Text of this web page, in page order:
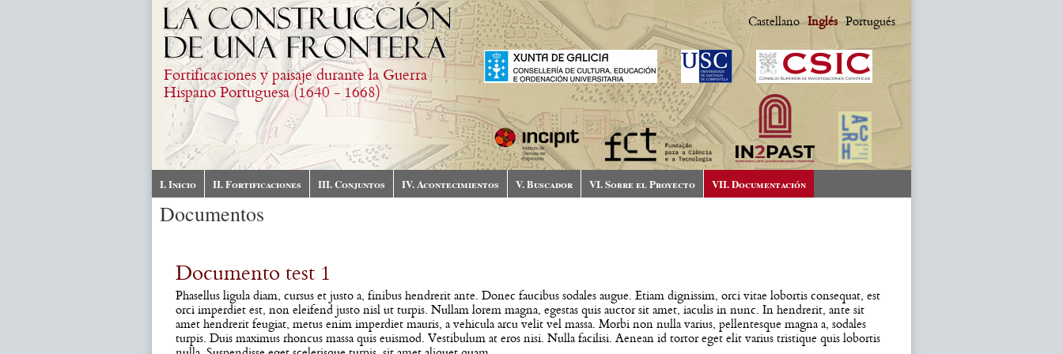
Fortificaciones y paisaje durante la Guerra
Hispano Portuguesa (1640 - 1668)
Castellano Inglés Portugués
I. Inicio II. Fortificaciones III. Conjuntos IV. Acontecimientos V. Buscador VI. Sobre el Proyecto VII. Documentación
Documentos
Documento test 1
Phasellus ligula diam, cursus et justo a, finibus hendrerit ante. Donec faucibus sodales augue. Etiam dignissim, orci vitae lobortis consequat, est
orci imperdiet est, non eleifend justo nisl ut turpis. Nullam lorem magna, egestas quis auctor sit amet, iaculis in nunc. In hendrerit, ante sit
amet hendrerit feugiat, metus enim imperdiet mauris, a vehicula arcu velit vel massa. Morbi non nulla varius, pellentesque magna a, sodales
turpis. Duis maximus rhoncus massa quis euismod. Vestibulum at eros nisi. Nulla facilisi. Aenean id tortor eget elit varius tristique quis lobortis